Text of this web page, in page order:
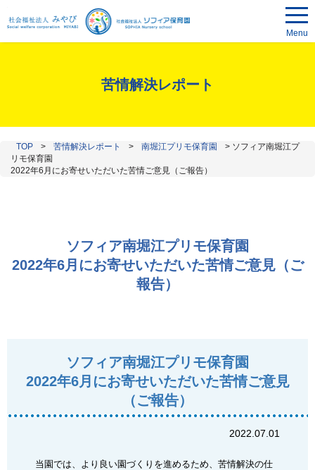
Menu
苦情解決レポート
TOP > 苦情解決レポート > 南堀江プリモ保育園 > ソフィア南堀江プ
リモ保育園
2022年6月にお寄せいただいた苦情ご意見（ご報告）
ソフィア南堀江プリモ保育園
2022年6月にお寄せいただいた苦情ご意見（ご
報告）
ソフィア南堀江プリモ保育園
2022年6月にお寄せいただいた苦情ご意見
（ご報告）
2022.07.01
当園では、より良い園づくりを進めるため、苦情解決の仕